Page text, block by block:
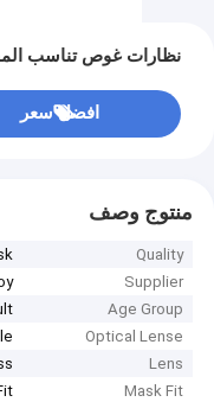
نظارات غوص تناسب
افضل سعر
منتوج وصف
Quality
Supplier
Age Group
Optical Lense
Lens
Mask Fit